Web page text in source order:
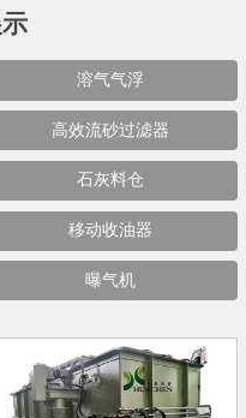
溶气气浮
高效流砂过滤器
石灰料仓
移动收油器
曝气机